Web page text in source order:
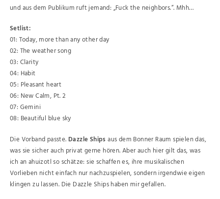
und aus dem Publikum ruft jemand: „Fuck the neighbors.“. Mhh…
Setlist:
01: Today, more than any other day
02: The weather song
03: Clarity
04: Habit
05: Pleasant heart
06: New Calm, Pt. 2
07: Gemini
08: Beautiful blue sky
Die Vorband passte. Dazzle Ships aus dem Bonner Raum spielen das,
was sie sicher auch privat gerne hören. Aber auch hier gilt das, was
ich an ahuizotl so schätze: sie schaffen es, ihre musikalischen
Vorlieben nicht einfach nur nachzuspielen, sondern irgendwie eigen
klingen zu lassen. Die Dazzle Ships haben mir gefallen.